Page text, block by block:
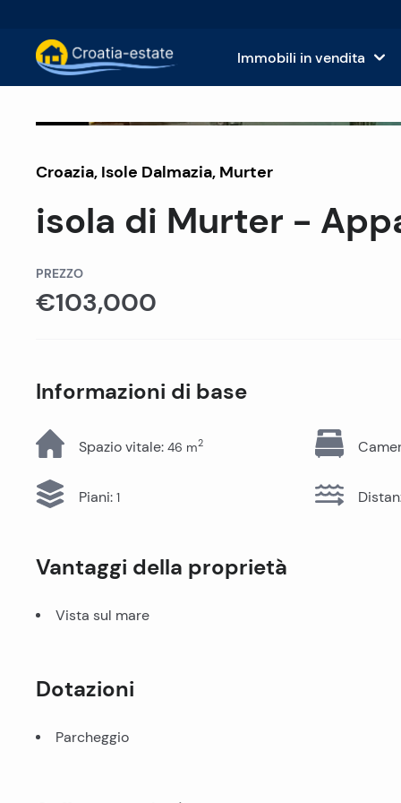
Immobili in vendita
Isole dalmate Immobili in vendita
Costa dalmata Immobili in vendita
Istria e Kvarner Immobili in vendita
Tutti gli immobili
Croazia, Isole Dalmazia, Murter
isola di Murter -
PREZZO
€103,000
Informazioni di base
Spazio vitale: 46 m2
Piani: 1
Vantaggi della proprietà
Vista sul mare
Dotazioni
Parcheggio